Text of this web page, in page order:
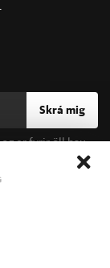
Skrá mig
er fyrir öll þau
Heimildinni